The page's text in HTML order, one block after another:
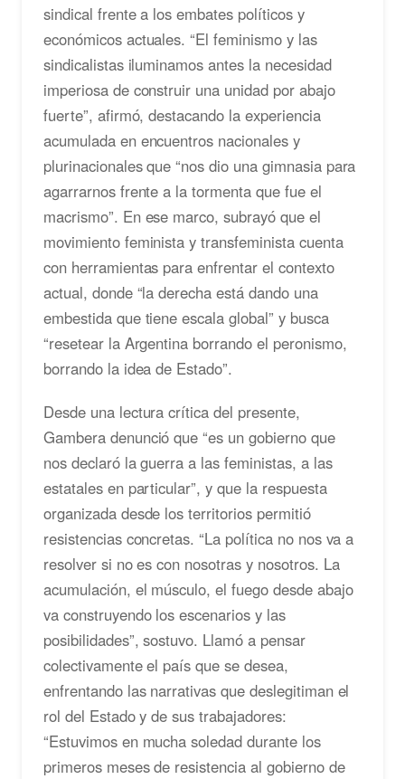
sindical frente a los embates políticos y
económicos actuales. “El feminismo y las
sindicalistas iluminamos antes la necesidad
imperiosa de construir una unidad por abajo
fuerte”, afirmó, destacando la experiencia
acumulada en encuentros nacionales y
plurinacionales que “nos dio una gimnasia para
agarrarnos frente a la tormenta que fue el
macrismo”. En ese marco, subrayó que el
movimiento feminista y transfeminista cuenta
con herramientas para enfrentar el contexto
actual, donde “la derecha está dando una
embestida que tiene escala global” y busca
“resetear la Argentina borrando el peronismo,
borrando la idea de Estado”.
Desde una lectura crítica del presente,
Gambera denunció que “es un gobierno que
nos declaró la guerra a las feministas, a las
estatales en particular”, y que la respuesta
organizada desde los territorios permitió
resistencias concretas. “La política no nos va a
resolver si no es con nosotras y nosotros. La
acumulación, el músculo, el fuego desde abajo
va construyendo los escenarios y las
posibilidades”, sostuvo. Llamó a pensar
colectivamente el país que se desea,
enfrentando las narrativas que deslegitiman el
rol del Estado y de sus trabajadores:
“Estuvimos en mucha soledad durante los
primeros meses de resistencia al gobierno de